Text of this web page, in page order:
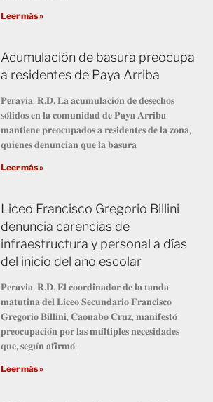
Leer más »
Acumulación de basura preocupa
a residentes de Paya Arriba
𝐏𝐞𝐫𝐚𝐯𝐢𝐚, 𝐑.𝐃. 𝐋𝐚 𝐚𝐜𝐮𝐦𝐮𝐥𝐚𝐜𝐢𝐨́𝐧 𝐝𝐞 𝐝𝐞𝐬𝐞𝐜𝐡𝐨𝐬
𝐬𝐨́𝐥𝐢𝐝𝐨𝐬 𝐞𝐧 𝐥𝐚 𝐜𝐨𝐦𝐮𝐧𝐢𝐝𝐚𝐝 𝐝𝐞 𝐏𝐚𝐲𝐚 𝐀𝐫𝐫𝐢𝐛𝐚
𝐦𝐚𝐧𝐭𝐢𝐞𝐧𝐞 𝐩𝐫𝐞𝐨𝐜𝐮𝐩𝐚𝐝𝐨𝐬 𝐚 𝐫𝐞𝐬𝐢𝐝𝐞𝐧𝐭𝐞𝐬 𝐝𝐞 𝐥𝐚 𝐳𝐨𝐧𝐚,
𝐪𝐮𝐢𝐞𝐧𝐞𝐬 𝐝𝐞𝐧𝐮𝐧𝐜𝐢𝐚𝐧 𝐪𝐮𝐞 𝐥𝐚 𝐛𝐚𝐬𝐮𝐫𝐚
Leer más »
Liceo Francisco Gregorio Billini
denuncia carencias de
infraestructura y personal a días
del inicio del año escolar
𝐏𝐞𝐫𝐚𝐯𝐢𝐚, 𝐑.𝐃. 𝐄𝐥 𝐜𝐨𝐨𝐫𝐝𝐢𝐧𝐚𝐝𝐨𝐫 𝐝𝐞 𝐥𝐚 𝐭𝐚𝐧𝐝𝐚
𝐦𝐚𝐭𝐮𝐭𝐢𝐧𝐚 𝐝𝐞𝐥 𝐋𝐢𝐜𝐞𝐨 𝐒𝐞𝐜𝐮𝐧𝐝𝐚𝐫𝐢𝐨 𝐅𝐫𝐚𝐧𝐜𝐢𝐬𝐜𝐨
𝐆𝐫𝐞𝐠𝐨𝐫𝐢𝐨 𝐁𝐢𝐥𝐥𝐢𝐧𝐢, 𝐂𝐚𝐨𝐧𝐚𝐛𝐨 𝐂𝐫𝐮𝐳, 𝐦𝐚𝐧𝐢𝐟𝐞𝐬𝐭𝐨́
𝐩𝐫𝐞𝐨𝐜𝐮𝐩𝐚𝐜𝐢𝐨́𝐧 𝐩𝐨𝐫 𝐥𝐚𝐬 𝐦𝐮́𝐥𝐭𝐢𝐩𝐥𝐞𝐬 𝐧𝐞𝐜𝐞𝐬𝐢𝐝𝐚𝐝𝐞𝐬
𝐪𝐮𝐞, 𝐬𝐞𝐠𝐮́𝐧 𝐚𝐟𝐢𝐫𝐦𝐨́,
Leer más »